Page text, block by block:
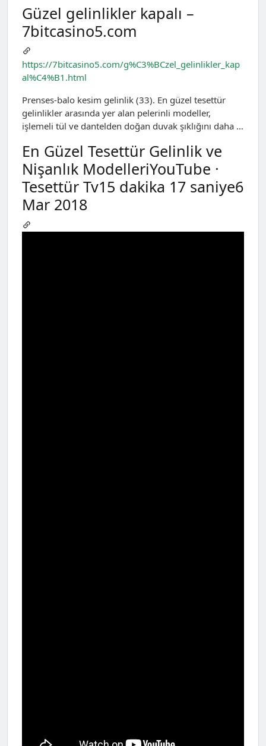
Güzel gelinlikler kapalı –
7bitcasino5.com
https://7bitcasino5.com/g%C3%BCzel_gelinlikler_kap
al%C4%B1.html
Prenses-balo kesim gelinlik (33). En güzel tesettür
gelinlikler arasında yer alan pelerinli modeller,
işlemeli tül ve dantelden doğan duvak şıklığını daha …
En Güzel Tesettür Gelinlik ve
Nişanlık ModelleriYouTube ·
Tesettür Tv15 dakika 17 saniye6
Mar 2018